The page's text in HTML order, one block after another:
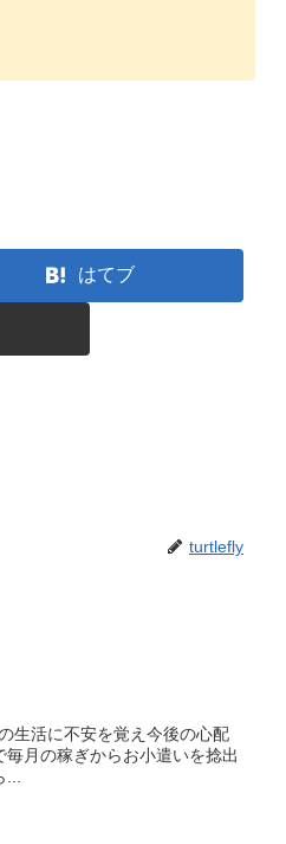
はてブ
turtlefly
生活に不安を覚え今後の心配
月の稼ぎからお小遣いを捻出